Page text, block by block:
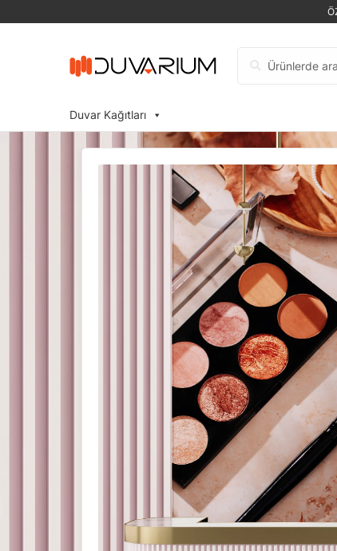
Duvar Kağıtları